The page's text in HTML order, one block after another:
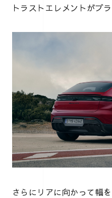
トラストエレメントがブ
さらにリアに向かって幅